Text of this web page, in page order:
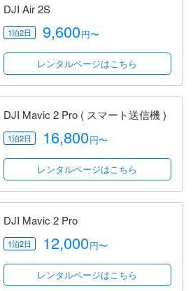
DJI Air 2S
9,600円〜
レンタルページはこちら
DJI Mavic 2 Pro ( スマート送信機 )
16,800円〜
レンタルページはこちら
DJI Mavic 2 Pro
12,000円〜
レンタルページはこちら